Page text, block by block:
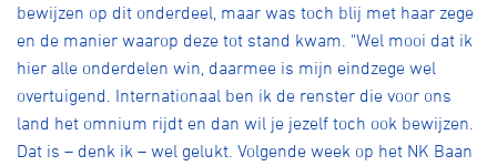
bewijzen op dit onderdeel, maar was toch blij met haar zege
en de manier waarop deze tot stand kwam. "Wel mooi dat ik
hier alle onderdelen win, daarmee is mijn eindzege wel
overtuigend. Internationaal ben ik de renster die voor ons
land het omnium rijdt en dan wil je jezelf toch ook bewijzen.
Dat is – denk ik – wel gelukt. Volgende week op het NK Baan